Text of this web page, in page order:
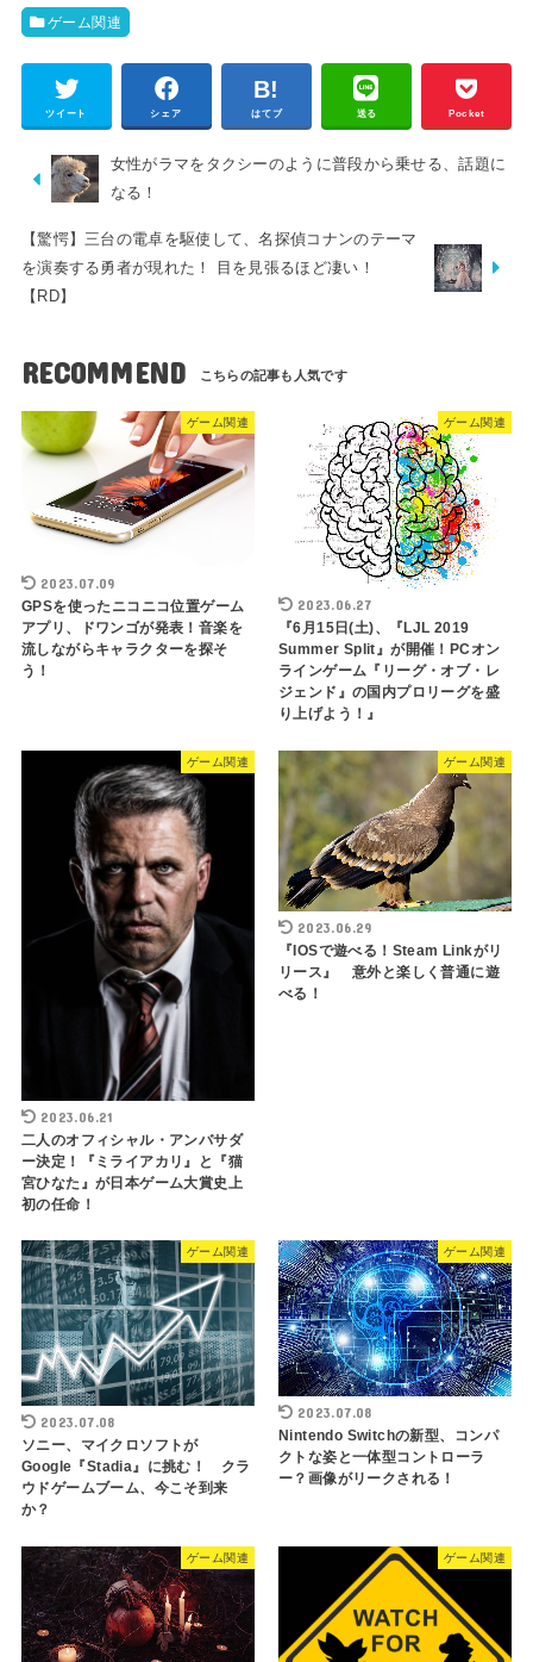
ゲーム関連
ツイート シェア はてブ 送る Pocket
女性がラマをタクシーのように普段から乗せる、話題に
なる！
【驚愕】三台の電卓を駆使して、名探偵コナンのテーマ
を演奏する勇者が現れた！ 目を見張るほど凄い！
【RD】
RECOMMEND
ゲーム関連
2023.07.09
GPSを使ったニコニコ位置ゲーム
アプリ、ドワンゴが発表！音楽を
流しながらキャラクターを探そ
う！
ゲーム関連
2023.06.27
『6月15日(土)、『LJL 2019
Summer Split』が開催！PCオン
ラインゲーム『リーグ・オブ・レ
ジェンド』の国内プロリーグを盛
り上げよう！』
ゲーム関連
2023.06.21
二人のオフィシャル・アンバサダ
ー決定！『ミライアカリ』と『猫
宮ひなた』が日本ゲーム大賞史上
初の任命！
ゲーム関連
2023.06.29
『IOSで遊べる！Steam Linkがリ
リース』 意外と楽しく普通に遊
べる！
ゲーム関連
2023.07.08
ソニー、マイクロソフトが
Google『Stadia』に挑む！ クラ
ウドゲームブーム、今こそ到来
か？
ゲーム関連
2023.07.08
Nintendo Switchの新型、コンパ
クトな姿と一体型コントローラ
ー？画像がリークされる！
ゲーム関連 ゲーム関連